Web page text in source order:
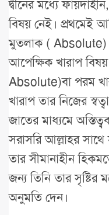
দ্বীনের মধ্যে
বিষয় নেই। প্রথমেই
মুতলাক ( Absolute)
আপেক্ষিক খারাপ
Absolute)বা পরম
খারাপ তার নিজের
জাতের মাধ্যমে
সরাসরি আল্লাহর সাথে
তার সীমানাহীন
জন্য তিনি তার সৃষ্টির
অনুমতি দেন।